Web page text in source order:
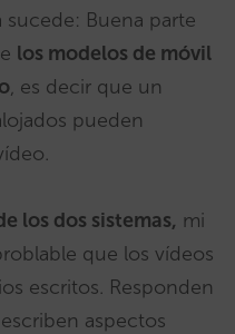
sucede: Buena parte
los modelos de móvil
, es decir que un
pueden
los dos sistemas, mi
que los vídeos
escritos. Responden
aspectos